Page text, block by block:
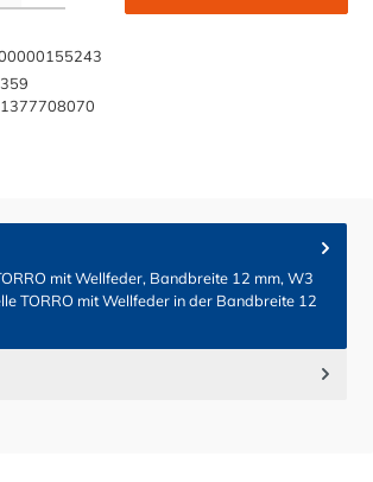
1377708070
mit Wellfeder, Bandbreite 12 mm, W3
TORRO mit Wellfeder in der Bandbreite 12